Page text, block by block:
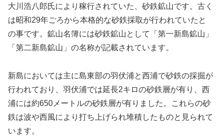
大川浩八郎氏により稼行されていた、砂鉄鉱山です。古く
は昭和29年ごろから本格的な砂鉄採取が行われていたと
の事です。鉱山名簿には砂鉄鉱山として「第一新島鉱山」
「第二新島鉱山」の名称が記載されています。
新島においては主に島東部の羽伏浦と西浦で砂鉄の採掘が
行われており、羽伏浦では延長2キロの砂鉄層が有り、西
浦には約650メートルの砂鉄層が有りました。これらの砂
鉄は波や西風により打ち上げられ堆積したものと見られて
います。